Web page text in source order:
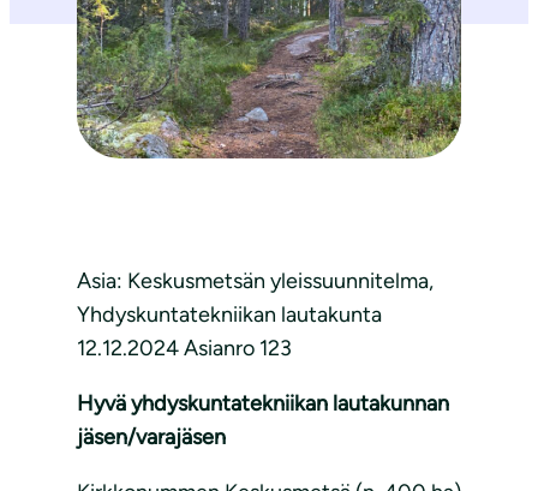
Asia: Keskusmetsän yleissuunnitelma,
Yhdyskuntatekniikan lautakunta
12.12.2024 Asianro 123
Hyvä yhdyskuntatekniikan lautakunnan
jäsen/varajäsen